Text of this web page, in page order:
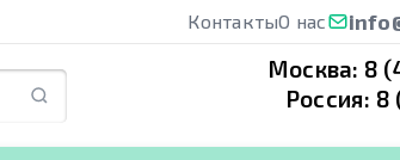
КонтактыО нас
Москва: 8
Россия: 8